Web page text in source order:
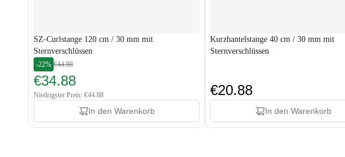
SZ-Curlstange 120 cm / 30 mm mit
Sternverschlüssen
-22% €44.88
€34.88
Niedrigster Preis: €44.88
In den Warenkorb
Kurzhantelstange 40 cm / 30 mm mit
Sternverschlüssen
€20.88
In den Warenkorb